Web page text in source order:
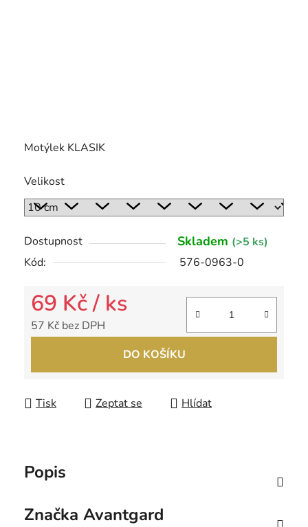
Motýlek KLASIK
Velikost
Dostupnost Skladem (>5 ks)
Kód:
576-0963-0
69 Kč/ ks
57 Kč bez DPH
DO KOŠÍKU
Tisk Zeptat se Hlídat
Popis
Značka Avantgard